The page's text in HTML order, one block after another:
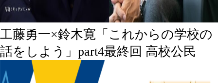
工藤勇一×鈴木寛「これからの学校の
話をしよう」part4最終回 高校公民